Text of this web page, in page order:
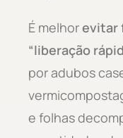
É melhorevitar
“liberação
por adubos
e folhas